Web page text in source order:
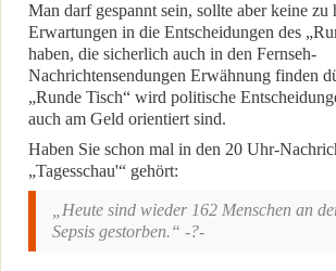
Man darf gespannt sein, sollte aber keine zu
Erwartungen in die Entscheidungen des
haben, die sicherlich auch in den Fernseh-
Nachrichtensendungen Erwähnung finden
„Runde Tisch“ wird politische
auch am Geld orientiert sind.
Haben Sie schon mal in den 20 Uhr-
„Tagesschau'“ gehört:
„Heute sind wieder 162 Menschen an
Sepsis gestorben.“ -?-